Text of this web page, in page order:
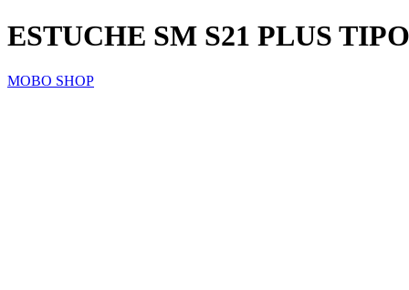
ESTUCHE SM S21 PLUS
MOBO SHOP